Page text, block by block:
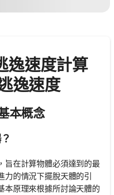
逸速度計算
逸速度
本概念
旨在計算物體必須達到的最
力的情況下擺脫天體的引
本原理來根據所討論天體的